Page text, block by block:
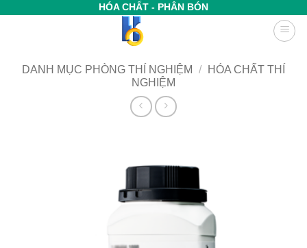
HÓA CHẤT - PHÂN BÓN
DANH MỤC PHÒNG THÍ NGHIỆM /
HÓA CHẤT THÍ
NGHIỆM